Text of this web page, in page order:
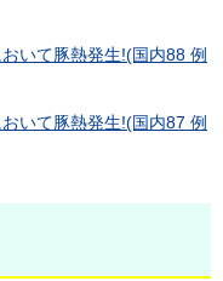
いて豚熱発生!(国内88 例
いて豚熱発生!(国内87 例